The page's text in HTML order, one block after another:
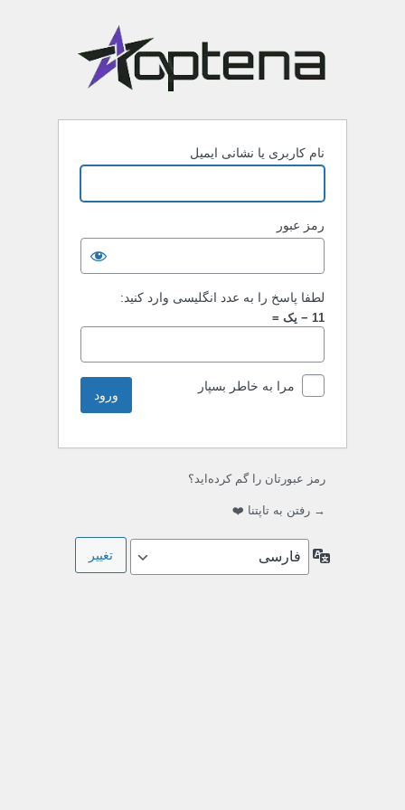
نام کاربری یا نشانی ایمیل
رمز عبور
لطفا پاسخ را به عدد انگلیسی وارد کنید:
11 − یک =
مرا به خاطر بسپار
رمز عبورتان را گم کرده‌اید؟
→ رفتن به تاپتنا ❤️
زبان